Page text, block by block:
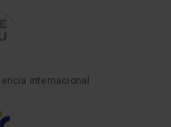
internacional